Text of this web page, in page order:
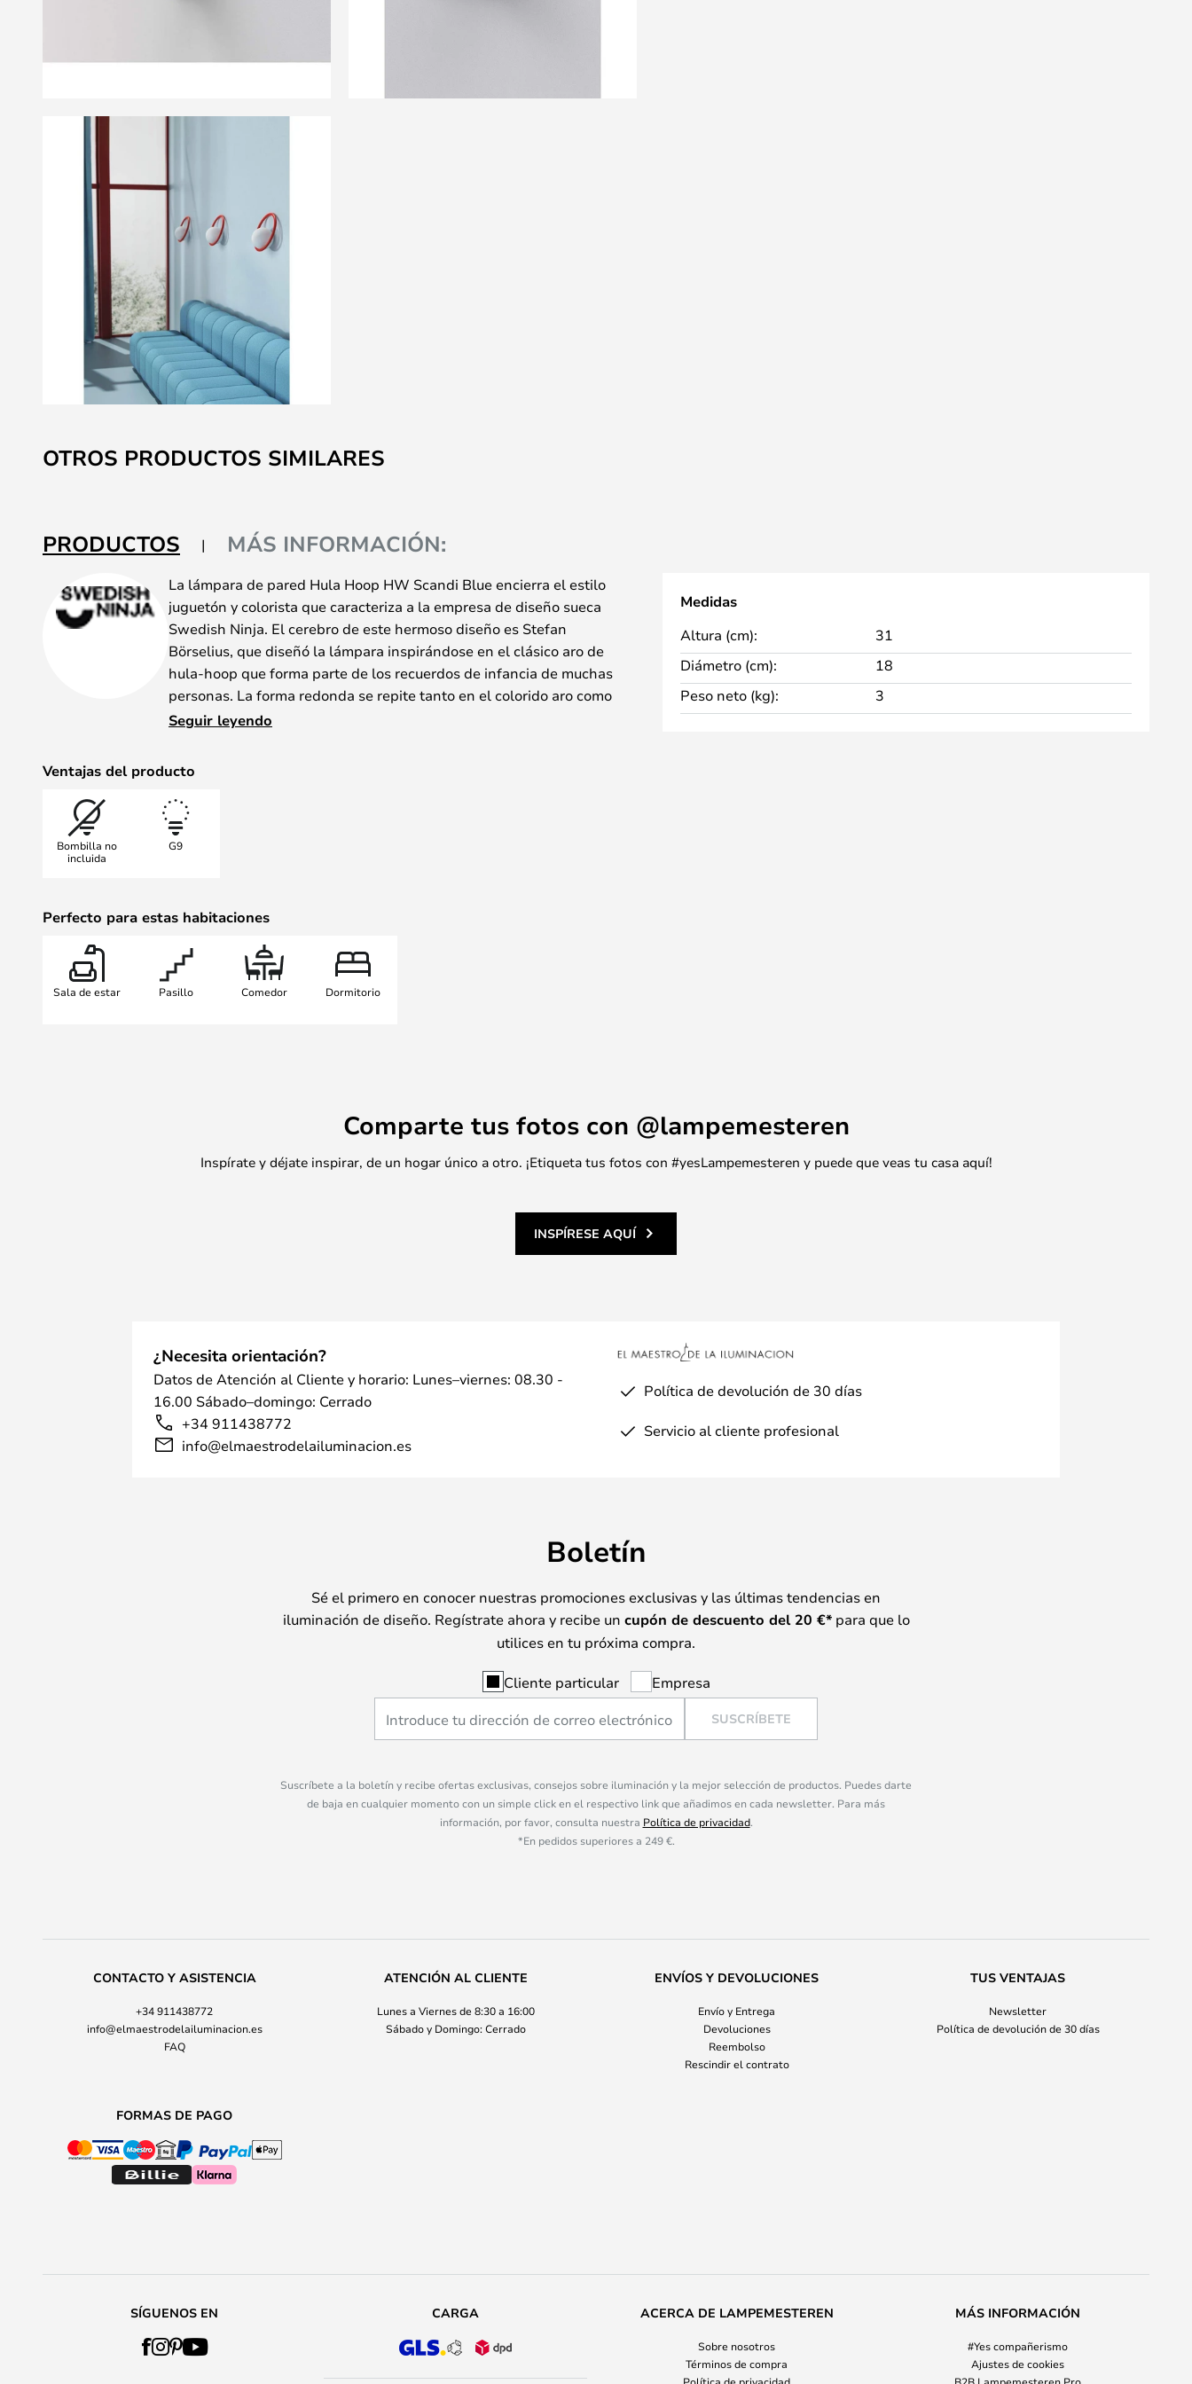
al
comienzo
galería
de
OTROS PRODUCTOS SIMILARES
PRODUCTOS MÁS INFORMACIÓN:
La lámpara de pared Hula Hoop HW Scandi Blue encierra el estilo
juguetón y colorista que caracteriza a la empresa de diseño sueca
Swedish Ninja. El cerebro de este hermoso diseño es Stefan
Börselius, que diseñó la lámpara inspirándose en el clásico aro de
hula-hoop que forma parte de los recuerdos de infancia de muchas
personas. La forma redonda se repite tanto en el colorido aro como
en la pantalla de cristal blanca y esférica colocada descentrada, lo
La fuente de luz está situada en el interior de la pantalla para evitar
garantiza una distribución eficaz de la luz en un resplandor suave y
uniforme que realza la estética forma de globo. Este modelo incluye
una bombilla LED G9.
Seguir leyendo
Ventajas del producto
Bombilla no
incluida
G9
Perfecto para estas habitaciones
Sala de estar Pasillo Comedor Dormitorio
Medidas
Altura (cm):
31
Diámetro (cm):
18
Peso neto (kg):
3
Comparte tus fotos con @lampemesteren
Inspírate y déjate inspirar, de un hogar único a otro. ¡Etiqueta tus fotos con #yesLampemesteren y puede que veas tu casa aquí!
INSPÍRESE AQUÍ
¿Necesita orientación?
Datos de Atención al Cliente y horario: Lunes–viernes: 08.30 -
16.00 Sábado–domingo: Cerrado
+34 911438772
info@elmaestrodelailuminacion.es
Política de devolución de 30 días
Servicio al cliente profesional
Boletín
Sé el primero en conocer nuestras promociones exclusivas y las últimas tendencias en
iluminación de diseño. Regístrate ahora y recibe un cupón de descuento del 20 €*para que lo
utilices en tu próxima compra.
Cliente particular Empresa
SUSCRÍBETE
Suscríbete a la boletín y recibe ofertas exclusivas, consejos sobre iluminación y la mejor selección de productos. Puedes darte
de baja en cualquier momento con un simple click en el respectivo link que añadimos en cada newsletter. Para más
información, por favor, consulta nuestra Política de privacidad.
*En pedidos superiores a 249 €.
CONTACTO Y ASISTENCIA
+34 911438772
info@elmaestrodelailuminacion.es
FAQ
ATENCIÓN AL CLIENTE
Lunes a Viernes de 8:30 a 16:00
Sábado y Domingo: Cerrado
ENVÍOS Y DEVOLUCIONES
Envío y Entrega
Devoluciones
Reembolso
Rescindir el contrato
TUS VENTAJAS
Newsletter
Política de devolución de 30 días
FORMAS DE PAGO
SÍGUENOS EN CARGA ACERCA DE LAMPEMESTEREN
Sobre nosotros
Términos de compra
MÁS INFORMACIÓN
#Yes compañerismo
Ajustes de cookies